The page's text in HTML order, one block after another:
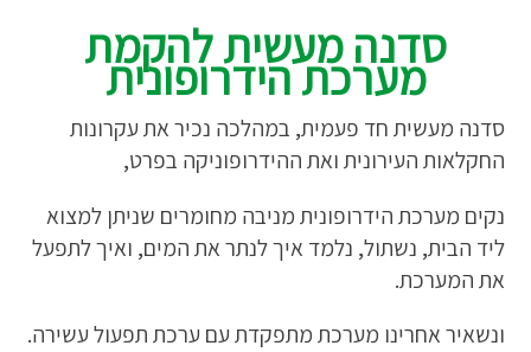
סדנה מעשית להקמת
מערכת הידרופונית
סדנה מעשית חד פעמית, במהלכה נכיר את עקרונות
החקלאות העירונית ואת ההידרופוניקה בפרט,
נקים מערכת הידרופונית מניבה מחומרים שניתן למצוא
ליד הבית, נשתול, נלמד איך לנתר את המים, ואיך לתפעל
את המערכת.
ונשאיר אחרינו מערכת מתפקדת עם ערכת תפעול עשירה.